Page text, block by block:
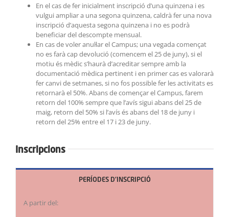
En el cas de fer inicialment inscripció d’una quinzena i es
vulgui ampliar a una segona quinzena, caldrà fer una nova
inscripció d’aquesta segona quinzena i no es podrà
beneficiar del descompte mensual.
En cas de voler anul·lar el Campus; una vegada començat
no es farà cap devolució (comencem el 25 de juny), si el
motiu és mèdic s’haurà d’acreditar sempre amb la
documentació mèdica pertinent i en primer cas es valorarà
fer canvi de setmanes, si no fos possible fer les activitats es
retornarà el 50%. Abans de començar el Campus, farem
retorn del 100% sempre que l’avís sigui abans del 25 de
maig, retorn del 50% si l’avís és abans del 18 de juny i
retorn del 25% entre el 17 i 23 de juny.
Inscripcions
PERÍODES D'INSCRIPCIÓ
A partir del: